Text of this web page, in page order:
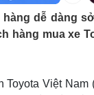
Ô tô - Xe máy
Tư vấn
hàng dễ dàng
hàng mua xe
Việt Nam